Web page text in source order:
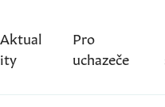
Aktual
ity
Pro
uchazeče